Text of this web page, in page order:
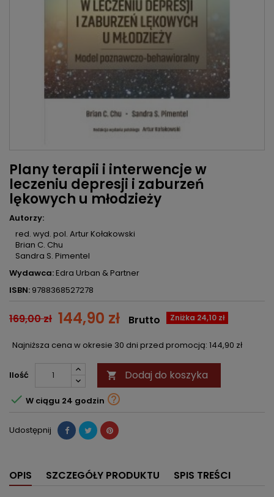
Plany terapii i interwencje w
leczeniu depresji i zaburzeń
lękowych u młodzieży
Autorzy:
red. wyd. pol. Artur Kołakowski
Brian C. Chu
Sandra S. Pimentel
Wydawca:Edra Urban & Partner
ISBN: 9788368527278
169,00 zł 144,90 zł Zniżka 24,10 zł
Brutto
Najniższa cena w okresie 30 dni przed promocją: 144,90 zł
Ilość  Dodaj do koszyka
 W ciągu 24 godzin 
Udostępnij
OPIS SZCZEGÓŁY PRODUKTU SPIS TREŚCI